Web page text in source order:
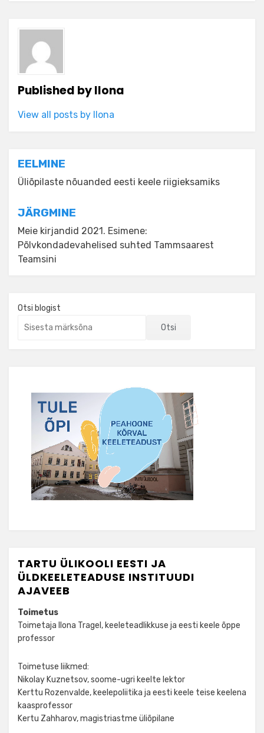
Published byIlona
View all posts by Ilona
Navigeerimine
EELMINE
Üliõpilaste nõuanded eesti keele riigieksamiks
JÄRGMINE
Meie kirjandid 2021. Esimene:
Põlvkondadevahelised suhted Tammsaarest
Teamsini
Otsi blogist
Otsi
TARTU ÜLIKOOLI EESTI JA
ÜLDKEELETEADUSE INSTITUUDI
AJAVEEB
Toimetus
Toimetaja Ilona Tragel, keeleteadlikkuse ja eesti keele õppe
professor
Toimetuse liikmed:
Nikolay Kuznetsov, soome-ugri keelte lektor
Kerttu Rozenvalde, keelepoliitika ja eesti keele teise keelena
kaasprofessor
Kertu Zahharov, magistriastme üliõpilane